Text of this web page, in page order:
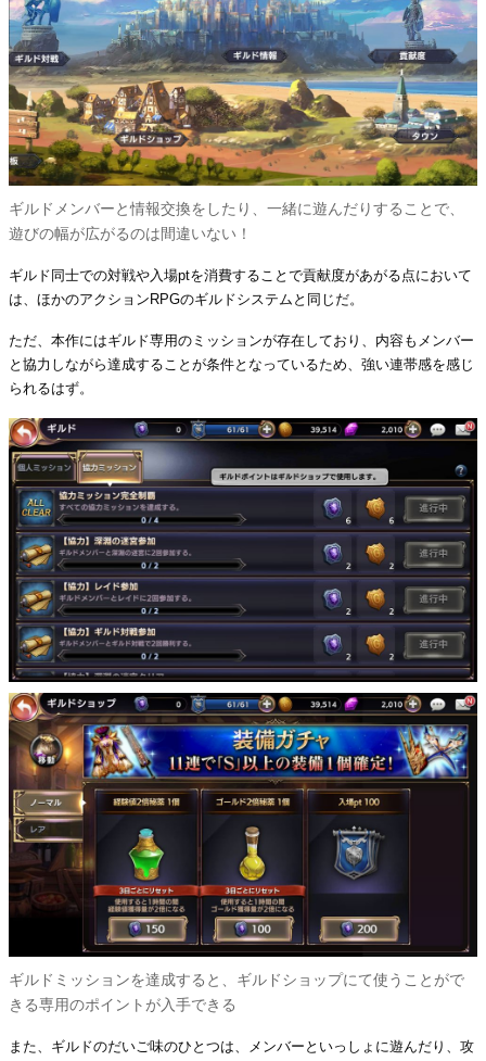
ギルドメンバーと情報交換をしたり、一緒に遊んだりすることで、
遊びの幅が広がるのは間違いない！
ギルド同士での対戦や入場ptを消費することで貢献度があがる点において
は、ほかのアクションRPGのギルドシステムと同じだ。
ただ、本作にはギルド専用のミッションが存在しており、内容もメンバー
と協力しながら達成することが条件となっているため、強い連帯感を感じ
られるはず。
ギルドミッションを達成すると、ギルドショップにて使うことがで
きる専用のポイントが入手できる
また、ギルドのだいご味のひとつは、メンバーといっしょに遊んだり、攻